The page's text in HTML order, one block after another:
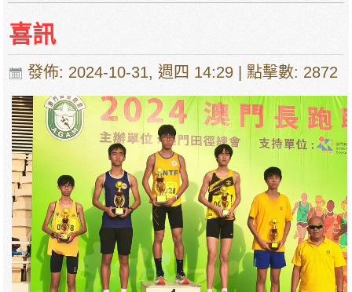
喜訊
發佈: 2024-10-31, 週四 14:29 | 點擊數: 2872